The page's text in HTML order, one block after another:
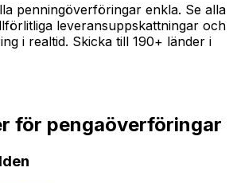
penningöverföringar enkla. Se alla
leveransuppskattningar och
i realtid. Skicka till 190+ länder i
för pengaöverföringar